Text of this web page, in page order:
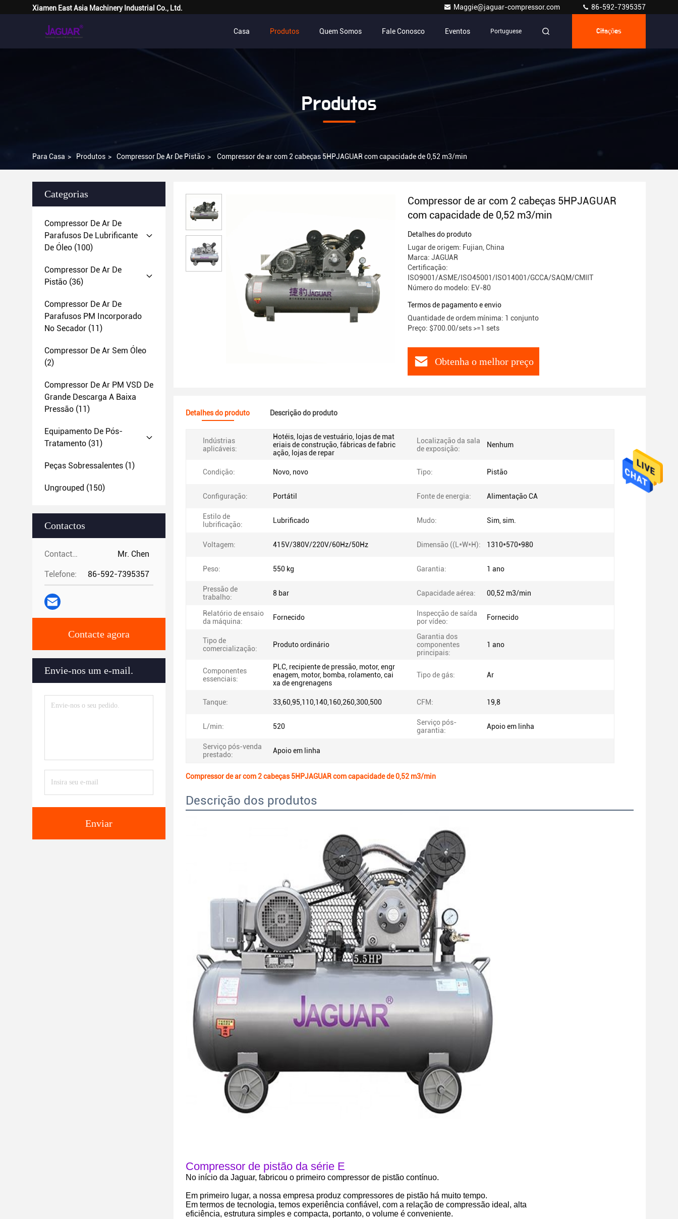
Deixe um recado
Ligaremos para você em breve!
Xiamen East Asia Machinery Industrial Co., Ltd. Maggie@jaguar-compressor.com 86-592-7395357
Casa Produtos Quem Somos Fale Conosco Eventos Portuguese Citações
Produtos
Para Casa > Produtos > Compressor De Ar De Pistão > Compressor de ar com 2 cabeças 5HPJAGUAR com capacidade de 0,52 m3/min
Categorias
Compressor De Ar De
Parafusos De Lubrificante
De Óleo (100)
Compressor De Ar De
Pistão (36)
Compressor De Ar De
Parafusos PM Incorporado
No Secador (11)
Compressor De Ar Sem Óleo
(2)
Compressor De Ar PM VSD De
Grande Descarga A Baixa
Pressão (11)
Equipamento De Pós-
Tratamento (31)
Peças Sobressalentes (1)
Ungrouped (150)
Contactos
Contactos: Mr. Chen
Telefone: 86-592-7395357
Contacte agora
Envie-nos um e-mail.
Enviar
Compressor de ar com 2 cabeças 5HPJAGUAR
com capacidade de 0,52 m3/min
Detalhes do produto
Lugar de origem: Fujian, China
Marca: JAGUAR
Certificação:
ISO9001/ASME/ISO45001/ISO14001/GCCA/SAQM/CMIIT
Número do modelo: EV-80
Termos de pagamento e envio
Quantidade de ordem mínima: 1 conjunto
Preço: $700.00/sets >=1 sets
Obtenha o melhor preço
Detalhes do produto Descrição do produto
Indústrias
aplicáveis:
Hotéis, lojas de vestuário, lojas de mat
eriais de construção, fábricas de fabric
ação, lojas de repar
Localização da sala
de exposição:
Nenhum
Condição: Novo, novo Tipo: Pistão
Configuração: Portátil Fonte de energia: Alimentação CA
Estilo de
lubrificação:
Lubrificado Mudo: Sim, sim.
Voltagem: 415V/380V/220V/60Hz/50Hz Dimensão ((L*W*H): 1310*570*980
Peso: 550 kg Garantia: 1 ano
Pressão de
trabalho:
8 bar Capacidade aérea: 00,52 m3/min
Relatório de ensaio
da máquina:
Fornecido
Inspecção de saída
por vídeo:
Fornecido
Tipo de
comercialização:
Produto ordinário
Garantia dos
componentes
principais:
1 ano
Componentes
essenciais:
PLC, recipiente de pressão, motor, engr
enagem, motor, bomba, rolamento, cai
xa de engrenagens
Tipo de gás: Ar
Tanque: 33,60,95,110,140,160,260,300,500 CFM: 19,8
L/min: 520
Serviço pós-
garantia:
Apoio em linha
Serviço pós-venda
prestado:
Apoio em linha
Compressor de ar com 2 cabeças 5HPJAGUAR com capacidade de 0,52 m3/min
Descrição dos produtos
Compressor de pistão da série E
No início da Jaguar, fabricou o primeiro compressor de pistão contínuo.
Em primeiro lugar, a nossa empresa produz compressores de pistão há muito tempo.
Em termos de tecnologia, temos experiência confiável, com a relação de compressão ideal, alta
eficiência, estrutura simples e compacta, portanto, o volume é conveniente.